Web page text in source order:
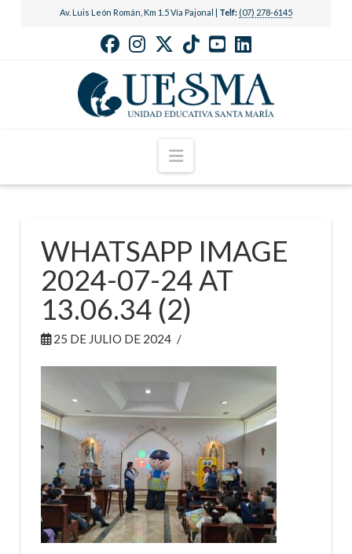
Av. Luis León Román, Km 1.5 Vía Pajonal | Telf: (07) 278-6145
Navigation
WHATSAPP IMAGE
2024-07-24 AT
13.06.34 (2)
25 DE JULIO DE 2024